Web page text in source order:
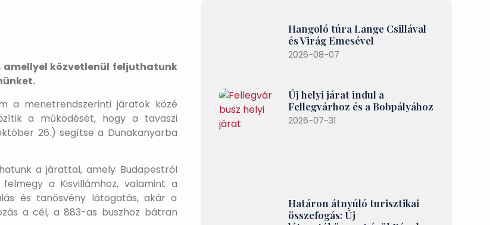
közvetlenül feljuthatunk
a menetrendszerinti járatok közé
a működését, hogy a tavaszi
26.) segítse a Dunakanyarba
a járattal, amely Budapestről
a Kisvillámhoz, valamint a
és tanösvény látogatás, akár a
a cél, a 883-as buszhoz bátran
Hangoló túra Lange Csillával
és Virág Emesével
2026-08-07
Új helyi járat indul a
Fellegvárhoz és a Bobpályához
2026-07-31
Határon átnyúló turisztikai
összefogás: Új